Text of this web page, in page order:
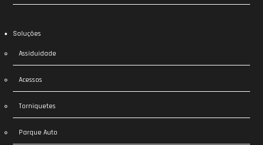
Soluções
Assiduidade
Acessos
Torniquetes
Parque Auto